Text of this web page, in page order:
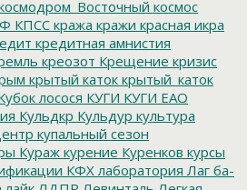
космос
КПСС кража кражи красная икра
кредитная амнистия
креозот Крещение кризис
крытый каток крытый_каток
лосося КУГИ КУГИ ЕАО
Кульдкр Кульдур культура
купальный сезон
Кураж курение Куренков курсы
КФХ лаборатория Лаг ба-